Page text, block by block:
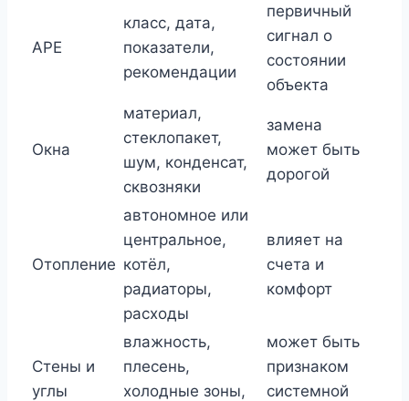
APE
класс, дата,
показатели,
рекомендации
первичный
сигнал о
состоянии
объекта
Окна
материал,
стеклопакет,
шум, конденсат,
сквозняки
замена
может быть
дорогой
Отопление
автономное или
центральное,
котёл,
радиаторы,
расходы
влияет на
счета и
комфорт
Стены и
углы
влажность,
плесень,
холодные зоны,
может быть
признаком
системной